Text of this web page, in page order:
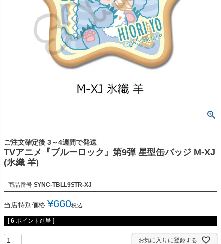
ご注文確定後 3～4週間で発送
TVアニメ『ブルーロック』第9弾 星型缶バッジ M-XJ
(氷織 羊)
商品番号 SYNC-TBLL9STR-XJ
当店特別価格 ¥660税込
[ 6 ポイント進呈 ]
お気に入りに登録する